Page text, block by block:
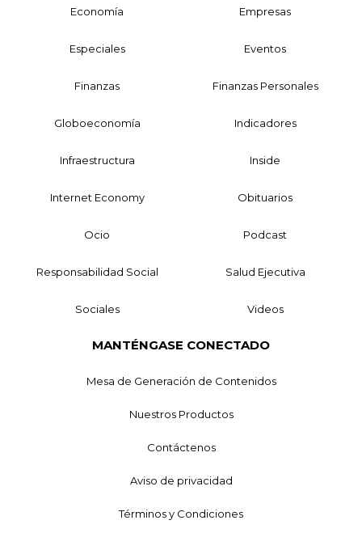
Economía Empresas
Especiales Eventos
Finanzas Finanzas Personales
Globoeconomía Indicadores
Infraestructura Inside
Internet Economy Obituarios
Ocio Podcast
Responsabilidad Social Salud Ejecutiva
Sociales Videos
MANTÉNGASE CONECTADO
Mesa de Generación de Contenidos
Nuestros Productos
Contáctenos
Aviso de privacidad
Términos y Condiciones